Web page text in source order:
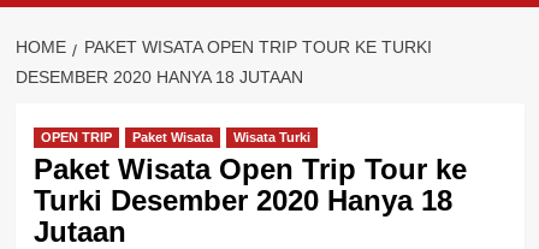
HOME
PAKET WISATA OPEN TRIP TOUR KE TURKI
DESEMBER 2020 HANYA 18 JUTAAN
OPEN TRIP Paket Wisata Wisata Turki
Paket Wisata Open Trip Tour ke
Turki Desember 2020 Hanya 18
Jutaan